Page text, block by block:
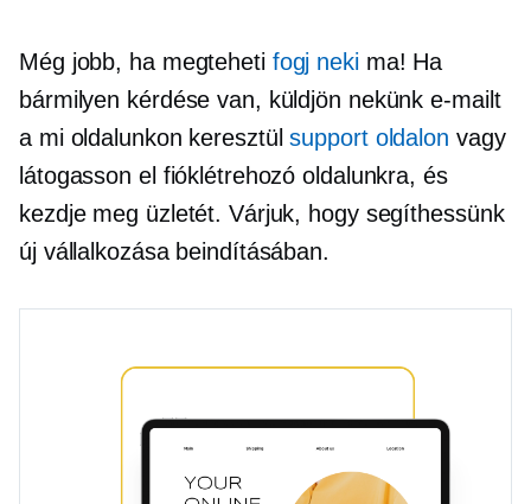
Még jobb, ha megteheti fogj nekima! Ha
bármilyen kérdése van, küldjön nekünk e-mailt
a mi oldalunkon keresztülsupport oldalon vagy
látogasson el fióklétrehozó oldalunkra, és
kezdje meg üzletét. Várjuk, hogy segíthessünk
új vállalkozása beindításában.